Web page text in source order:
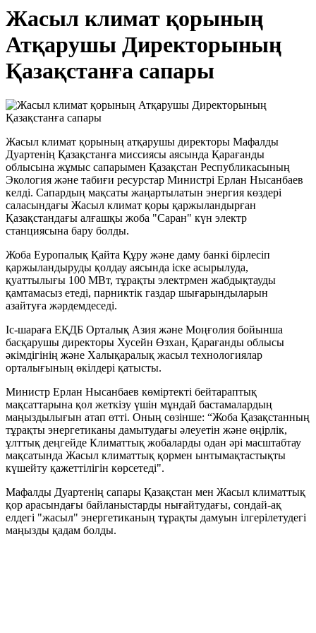
Жасыл климат қорының
Атқарушы Директорының
Қазақстанға сапары
Жасыл климат қорының атқарушы директоры Мафалды
Дуартенің Қазақстанға миссиясы аясында Қарағанды
облысына жұмыс сапарымен Қазақстан Республикасының
Экология және табиғи ресурстар Министрі Ерлан Нысанбаев
келді. Сапардың мақсаты жаңартылатын энергия көздері
саласындағы Жасыл климат қоры қаржыландырған
Қазақстандағы алғашқы жоба "Саран" күн электр
станциясына бару болды.
Жоба Еуропалық Қайта Құру және даму банкі бірлесіп
қаржыландыруды қолдау аясында іске асырылуда,
қуаттылығы 100 МВт, тұрақты электрмен жабдықтауды
қамтамасыз етеді, парниктік газдар шығарындыларын
азайтуға жәрдемдеседі.
Іс-шараға ЕҚДБ Орталық Азия және Моңғолия бойынша
басқарушы директоры Хусейн Өзхан, Қарағанды облысы
әкімдігінің және Халықаралық жасыл технологиялар
орталығының өкілдері қатысты.
Министр Ерлан Нысанбаев көміртекті бейтараптық
мақсаттарына қол жеткізу үшін мұндай бастамалардың
маңыздылығын атап өтті. Оның сөзінше: “Жоба Қазақстанның
тұрақты энергетиканы дамытудағы әлеуетін және өңірлік,
ұлттық деңгейде Климаттық жобаларды одан әрі масштабтау
мақсатында Жасыл климаттық қормен ынтымақтастықты
күшейту қажеттілігін көрсетеді".
Мафалды Дуартенің сапары Қазақстан мен Жасыл климаттық
қор арасындағы байланыстарды нығайтудағы, сондай-ақ
елдегі "жасыл" энергетиканың тұрақты дамуын ілгерілетудегі
маңызды қадам болды.